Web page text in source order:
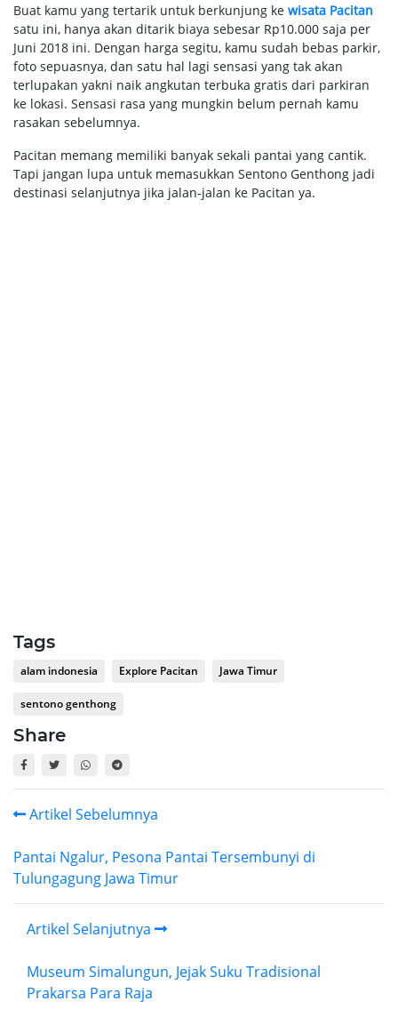
Buat kamu yang tertarik untuk berkunjung ke wisata Pacitan
satu ini, hanya akan ditarik biaya sebesar Rp10.000 saja per
Juni 2018 ini. Dengan harga segitu, kamu sudah bebas parkir,
foto sepuasnya, dan satu hal lagi sensasi yang tak akan
terlupakan yakni naik angkutan terbuka gratis dari parkiran
ke lokasi. Sensasi rasa yang mungkin belum pernah kamu
rasakan sebelumnya.
Pacitan memang memiliki banyak sekali pantai yang cantik.
Tapi jangan lupa untuk memasukkan Sentono Genthong jadi
destinasi selanjutnya jika jalan-jalan ke Pacitan ya.
Tags
alam indonesia Explore Pacitan Jawa Timur
sentono genthong
Share
Artikel Sebelumnya
Pantai Ngalur, Pesona Pantai Tersembunyi di
Tulungagung Jawa Timur
Artikel Selanjutnya
Museum Simalungun, Jejak Suku Tradisional
Prakarsa Para Raja